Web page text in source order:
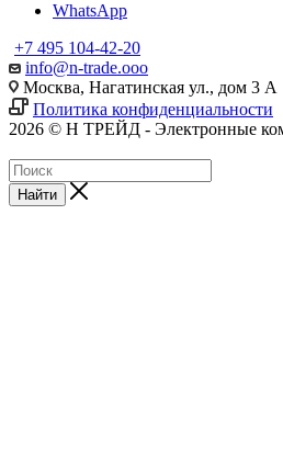
WhatsApp
+7 495 104-42-20
info@n-trade.ooo
Москва, Нагатинская ул., дом 3 А
Политика конфиденциальности
2026 © Н ТРЕЙД - Электронные
Найти